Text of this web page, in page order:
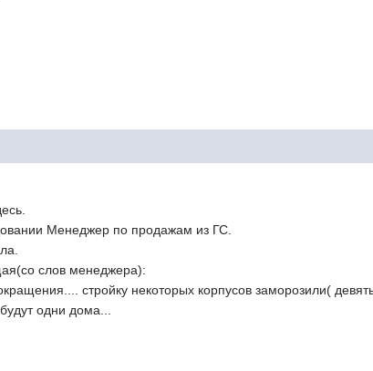
Менеджер по продажам из ГС.
слов менеджера):
стройку некоторых корпусов заморозили(
одни дома...